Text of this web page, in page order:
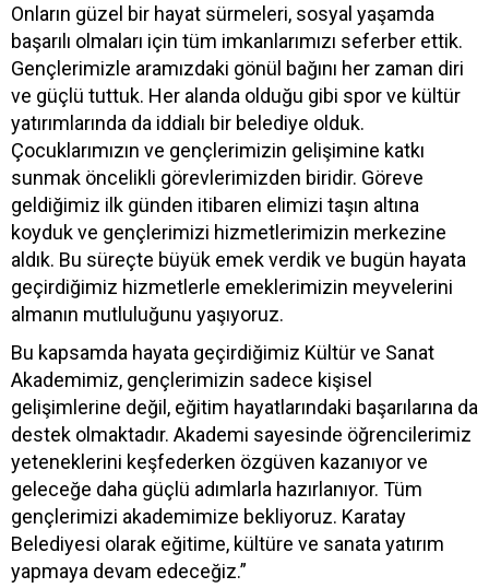
Onların güzel bir hayat sürmeleri, sosyal yaşamda
başarılı olmaları için tüm imkanlarımızı seferber ettik.
Gençlerimizle aramızdaki gönül bağını her zaman diri
ve güçlü tuttuk. Her alanda olduğu gibi spor ve kültür
yatırımlarında da iddialı bir belediye olduk.
Çocuklarımızın ve gençlerimizin gelişimine katkı
sunmak öncelikli görevlerimizden biridir. Göreve
geldiğimiz ilk günden itibaren elimizi taşın altına
koyduk ve gençlerimizi hizmetlerimizin merkezine
aldık. Bu süreçte büyük emek verdik ve bugün hayata
geçirdiğimiz hizmetlerle emeklerimizin meyvelerini
almanın mutluluğunu yaşıyoruz.
Bu kapsamda hayata geçirdiğimiz Kültür ve Sanat
Akademimiz, gençlerimizin sadece kişisel
gelişimlerine değil, eğitim hayatlarındaki başarılarına da
destek olmaktadır. Akademi sayesinde öğrencilerimiz
yeteneklerini keşfederken özgüven kazanıyor ve
geleceğe daha güçlü adımlarla hazırlanıyor. Tüm
gençlerimizi akademimize bekliyoruz. Karatay
Belediyesi olarak eğitime, kültüre ve sanata yatırım
yapmaya devam edeceğiz.”